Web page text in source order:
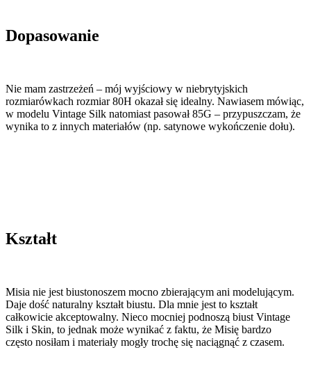
Dopasowanie
Nie mam zastrzeżeń – mój wyjściowy w niebrytyjskich
rozmiarówkach rozmiar 80H okazał się idealny. Nawiasem mówiąc,
w modelu Vintage Silk natomiast pasował 85G – przypuszczam, że
wynika to z innych materiałów (np. satynowe wykończenie dołu).
Kształt
Misia nie jest biustonoszem mocno zbierającym ani modelującym.
Daje dość naturalny kształt biustu. Dla mnie jest to kształt
całkowicie akceptowalny. Nieco mocniej podnoszą biust Vintage
Silk i Skin, to jednak może wynikać z faktu, że Misię bardzo
często nosiłam i materiały mogły trochę się naciągnąć z czasem.